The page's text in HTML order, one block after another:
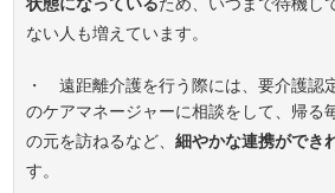
状態になっているため、いつまで待機し
ない人も増えています。
・ 遠距離介護を行う際には、要介護認
のケアマネージャーに相談をして、帰る
の元を訪ねるなど、細やかな連携ができ
す。